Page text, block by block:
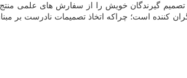
تصمیم گیرندگان خویش را از سفارش های علمی
كننده است؛ چراكه اتخاذ تصمیمات نادرست بر